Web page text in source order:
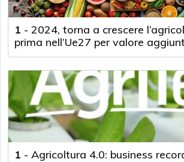
1 - 2024, torna a crescere
prima nell’Ue27 per valore
1 - Agricoltura 4.0: business